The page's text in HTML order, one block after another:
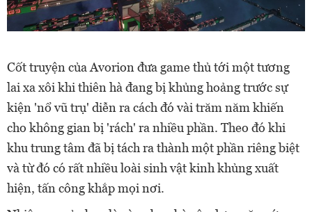
Cốt truyện của Avorion đưa game thủ tới một tương
lai xa xôi khi thiên hà đang bị khủng hoảng trước sự
kiện 'nổ vũ trụ' diễn ra cách đó vài trăm năm khiến
cho không gian bị 'rách' ra nhiều phần. Theo đó khi
khu trung tâm đã bị tách ra thành một phần riêng biệt
và từ đó có rất nhiều loài sinh vật kinh khủng xuất
hiện, tấn công khắp mọi nơi.